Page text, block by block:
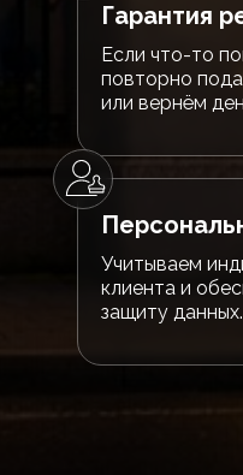
Если что-то
повторно
или вернём
Гарантия
Учитываем
клиента и
защиту данных.